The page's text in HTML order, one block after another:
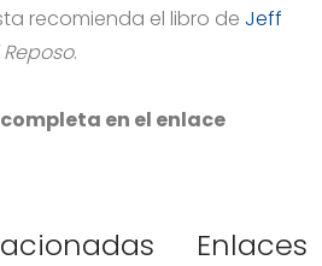
recomienda el libro de Jeff
.
en el enlace
Enlaces